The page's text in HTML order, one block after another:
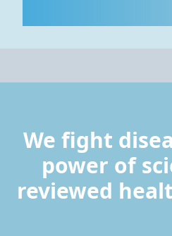
We fight
power of
reviewed